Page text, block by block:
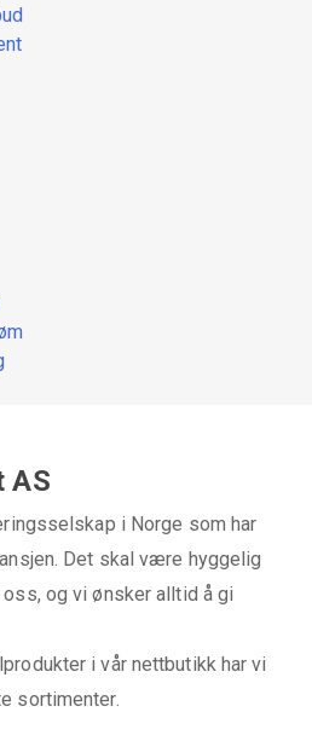
AS
i Norge som har
Det skal være hyggelig
og vi ønsker alltid å gi
i vår nettbutikk har vi
sortimenter.